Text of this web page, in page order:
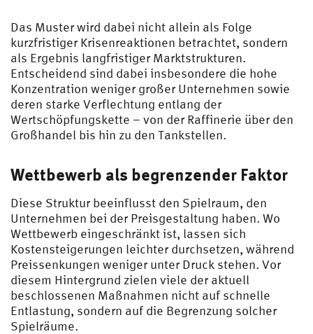
De
we
nte
r,
R.
(20
26)
Das Muster wird dabei nicht allein als Folge
kurzfristiger Krisenreaktionen betrachtet, sondern
als Ergebnis langfristiger Marktstrukturen.
Entscheidend sind dabei insbesondere die hohe
Konzentration weniger großer Unternehmen sowie
deren starke Verflechtung entlang der
Wertschöpfungskette – von der Raffinerie über den
Großhandel bis hin zu den Tankstellen.
Wettbewerb als begrenzender Faktor
Diese Struktur beeinflusst den Spielraum, den
Unternehmen bei der Preisgestaltung haben. Wo
Wettbewerb eingeschränkt ist, lassen sich
Kostensteigerungen leichter durchsetzen, während
Preissenkungen weniger unter Druck stehen. Vor
diesem Hintergrund zielen viele der aktuell
beschlossenen Maßnahmen nicht auf schnelle
Entlastung, sondern auf die Begrenzung solcher
Spielräume.